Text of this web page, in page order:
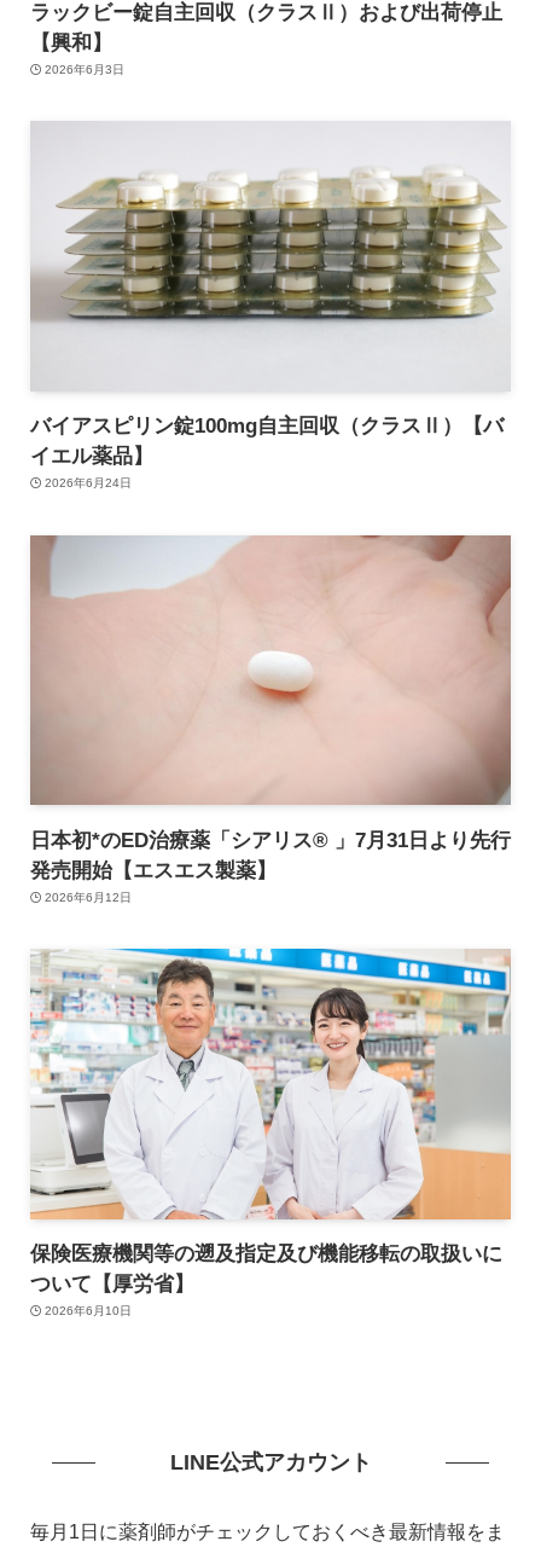
ラックビー錠自主回収（クラスⅡ）および出荷停止
【興和】
2026年6月3日
バイアスピリン錠100mg自主回収（クラスⅡ）【バ
イエル薬品】
2026年6月24日
日本初*のED治療薬「シアリス® 」7月31日より先行
発売開始【エスエス製薬】
2026年6月12日
保険医療機関等の遡及指定及び機能移転の取扱いに
ついて【厚労省】
2026年6月10日
LINE公式アカウント
毎月1日に薬剤師がチェックしておくべき最新情報をま